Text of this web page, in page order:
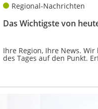
Regional-Nachrichten
Das Wichtigste von
Ihre Region, Ihre News.
des Tages auf den Punkt.